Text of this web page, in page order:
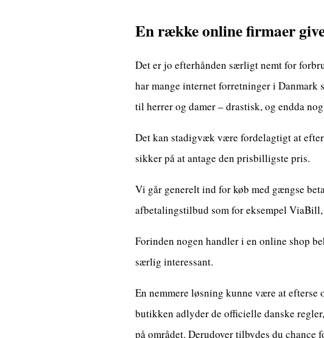
En række online firmaer
Det er jo efterhånden særligt nemt for
har mange internet forretninger i Danmark
til herrer og damer – drastisk, og endda
Det kan stadigvæk være fordelagtigt at
sikker på at antage den prisbilligste pris.
Vi går generelt ind for køb med gængse
afbetalingstilbud som for eksempel
Forinden nogen handler i en online shop
særlig interessant.
En nemmere løsning kunne være at
butikken adlyder de officielle danske
på området. Derudover tilbydes du